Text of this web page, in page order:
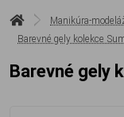
Manikúra-
Barevné gely kolekce
Barevné gely